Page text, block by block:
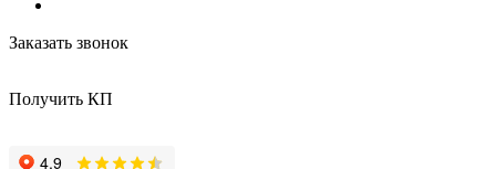
Заказать звонок
Получить КП